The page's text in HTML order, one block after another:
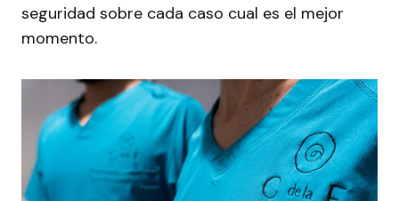
seguridad sobre cada caso cual es el mejor
momento.